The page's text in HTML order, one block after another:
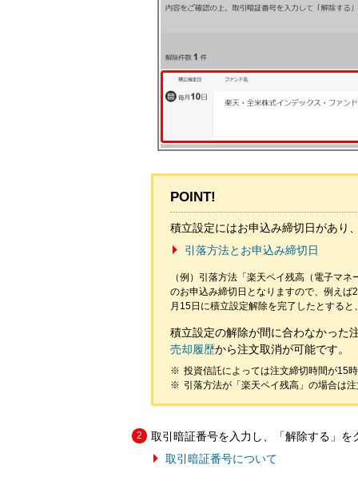
POINT!
積立設定にはお申込み締切日があり
引落方法とお申込み締切日
（例）引落方法「楽天ペイ残高（電子マ
のお申込み締切日となりますので、例え
月15日に積立設定解除を完了したとする
積立設定の解除が間に合わなかった
売却履歴から注文取消が可能です。
投資信託によっては注文締切時間が15
引落方法が「楽天ペイ残高」の場合は
取引暗証番号を入力し、「解除する」を
取引暗証番号について